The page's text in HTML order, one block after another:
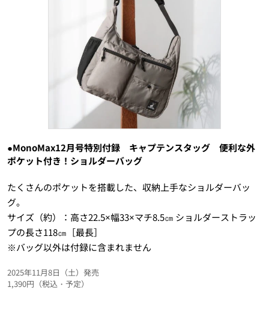
●MonoMax12月号特別付録 キャプテンスタッグ 便利な外
ポケット付き！ショルダーバッグ
たくさんのポケットを搭載した、収納上手なショルダーバッ
グ。
サイズ（約）：高さ22.5×幅33×マチ8.5㎝ ショルダーストラッ
プの長さ118㎝［最長］
※バッグ以外は付録に含まれません
2025年11月8日（土）発売
1,390円（税込・予定）